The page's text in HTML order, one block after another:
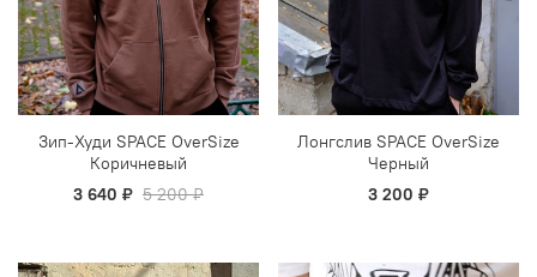
Зип-Худи SPACE OverSize
Коричневый
3 640 ₽ 5 200 ₽
Лонгслив SPACE OverSize
Черный
3 200 ₽